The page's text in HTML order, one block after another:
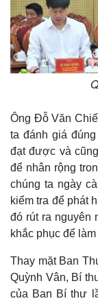
Ông Đỗ Văn
ta đánh giá
đạt được và
để nhân rộng
chúng ta ngày
kiểm tra để phát
đó rút ra nguyên
khắc phục để làm
Thay mặt Ban
Quỳnh Vân, Bí
của Ban Bí thư